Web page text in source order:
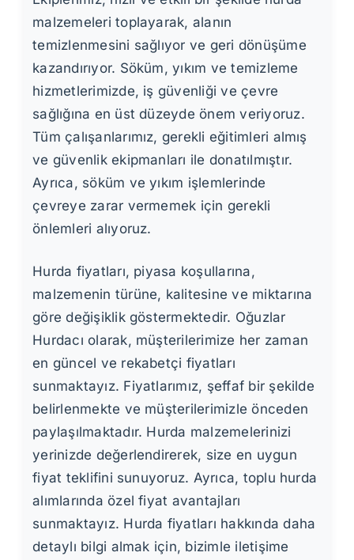
malzemeleri toplayarak, alanın
temizlenmesini sağlıyor ve geri dönüşüme
kazandırıyor. Söküm, yıkım ve temizleme
hizmetlerimizde, iş güvenliği ve çevre
sağlığına en üst düzeyde önem veriyoruz.
Tüm çalışanlarımız, gerekli eğitimleri almış
ve güvenlik ekipmanları ile donatılmıştır.
Ayrıca, söküm ve yıkım işlemlerinde
çevreye zarar vermemek için gerekli
önlemleri alıyoruz.
Hurda fiyatları, piyasa koşullarına,
malzemenin türüne, kalitesine ve miktarına
göre değişiklik göstermektedir. Oğuzlar
Hurdacı olarak, müşterilerimize her zaman
en güncel ve rekabetçi fiyatları
sunmaktayız. Fiyatlarımız, şeffaf bir şekilde
belirlenmekte ve müşterilerimizle önceden
paylaşılmaktadır. Hurda malzemelerinizi
yerinizde değerlendirerek, size en uygun
fiyat teklifini sunuyoruz. Ayrıca, toplu hurda
alımlarında özel fiyat avantajları
sunmaktayız. Hurda fiyatları hakkında daha
detaylı bilgi almak için, bizimle iletişime